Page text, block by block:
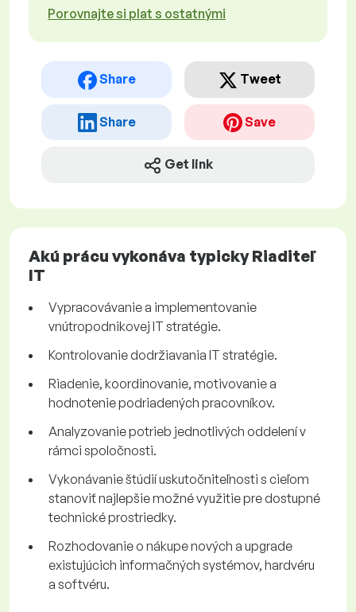
Porovnajte si plat s ostatnými
Share Tweet
Share Save
Get link
Akú prácu vykonáva typicky Riaditeľ
IT
Vypracovávanie a implementovanie
vnútropodnikovej IT stratégie.
Kontrolovanie dodržiavania IT stratégie.
Riadenie, koordinovanie, motivovanie a
hodnotenie podriadených pracovníkov.
Analyzovanie potrieb jednotlivých oddelení v
rámci spoločnosti.
Vykonávanie štúdií uskutočniteľnosti s cieľom
stanoviť najlepšie možné využitie pre dostupné
technické prostriedky.
Rozhodovanie o nákupe nových a upgrade
existujúcich informačných systémov, hardvéru
a softvéru.